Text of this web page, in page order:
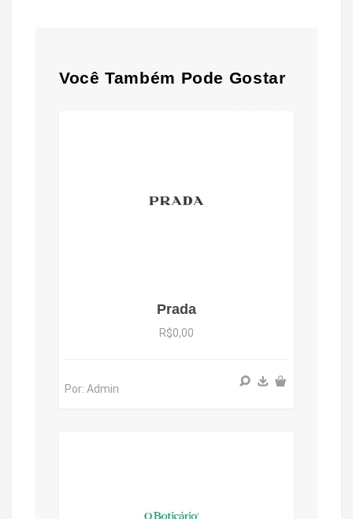
Você Também Pode Gostar
Prada
R$0,00
Por: Admin